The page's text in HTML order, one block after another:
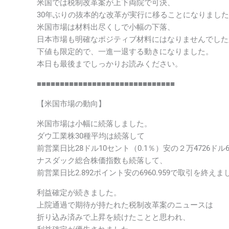
米国では税制改革案が上下両院で可決、
30年ぶりの抜本的な改革が実行に移ることになりました
米国市場は材料出尽くしで小幅の下落、
日本市場も明確なポジティブ材料にはなりませんでした
下値も限定的で、一進一退する動きになりました。
本日も最後までしっかりお読みください。
■■■■■■■■■■■■■■■■■■■■■■■■■■■■■■
【米国市場の動向】
米国市場は小幅に続落しました。
ダウ工業株30種平均は続落して
前営業日比28ドル10セント（0.1％）安の２万4726ドル
ナスダック総合株価指数も続落して、
前営業日比2.892ポイント安の6960.959で取引を終えま
利益確定が続きました。
上院通過で期待が持たれた税制改革案のニュースは
折り込み済みで上昇を続けたことと思われ、